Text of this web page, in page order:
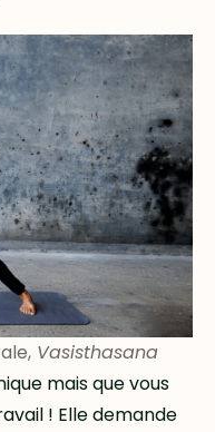
Vasisthasana
mais que vous
! Elle demande